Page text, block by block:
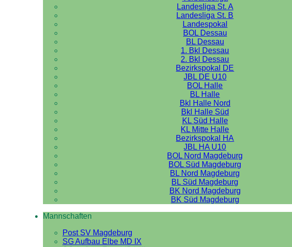
Landesliga St. A
Landesliga St. B
Landespokal
BOL Dessau
BL Dessau
1. Bkl Dessau
2. Bkl Dessau
Bezirkspokal DE
JBL DE U10
BOL Halle
BL Halle
Bkl Halle Nord
Bkl Halle Süd
KL Süd Halle
KL Mitte Halle
Bezirkspokal HA
JBL HA U10
BOL Nord Magdeburg
BOL Süd Magdeburg
BL Nord Magdeburg
BL Süd Magdeburg
BK Nord Magdeburg
BK Süd Magdeburg
Mannschaften
Post SV Magdeburg
SG Aufbau Elbe MD IX